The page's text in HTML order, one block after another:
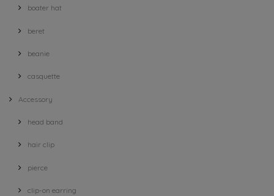
boater hat
beret
beanie
casquette
Accessory
head band
hair clip
pierce
clip-on earring